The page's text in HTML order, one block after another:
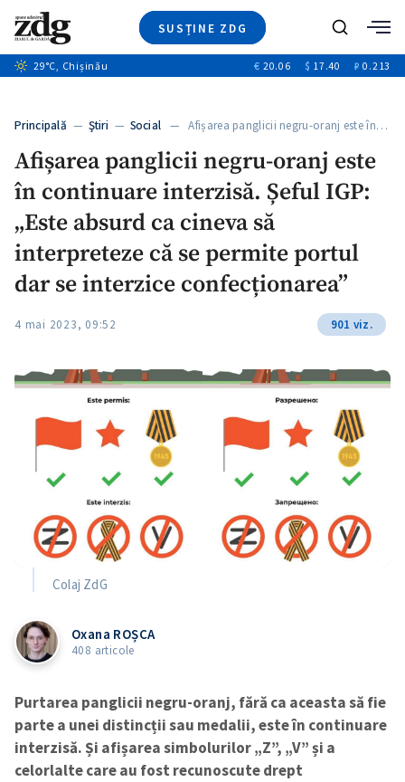
SUSȚINE ZDG
Ştiri
+5
Video
Special
Blog
Caută
29°C, Chișinău € 20.06 $ 17.40 ₽ 0.213
Principală — Ştiri — Social — Afișarea panglicii negru-oranj este în…
Afișarea panglicii negru-oranj este
în continuare interzisă. Șeful IGP:
„Este absurd ca cineva să
interpreteze că se permite portul
dar se interzice confecționarea”
4 mai 2023, 09:52 901 viz.
Colaj ZdG
Oxana ROȘCA
408 articole
Purtarea panglicii negru-oranj, fără ca aceasta să fie
parte a unei distincții sau medalii, este în continuare
interzisă. Și afișarea simbolurilor „Z”, „V” și a
celorlalte care au fost recunoscute drept